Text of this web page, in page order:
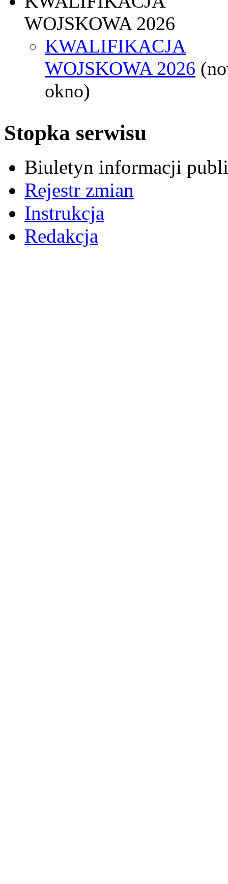
WOJSKOWA 2026
KWALIFIKACJA
WOJSKOWA 2026
okno)
Stopka serwisu
Biuletyn informacji
Rejestr zmian
Instrukcja
Redakcja